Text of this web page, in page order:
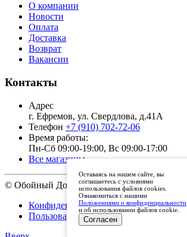
О компании
Новости
Оплата
Доставка
Возврат
Вакансии
Контакты
Адрес
г. Ефремов, ул. Свердлова, д.41А
Телефон +7 (910) 702-72-06
Время работы:
Пн-Сб 09:00-19:00, Вс 09:00-17:00
Все магазины
© Обойный Дом, 2011 - 2026
Конфиденциальность
Пользовательское соглашение
Оставаясь на нашем сайте, вы
соглашаетесь с условиями
использования файлов cookies.
Ознакомиться с нашими
Положениями о конфиденциальности
и об использовании файлов cookie.
Согласен